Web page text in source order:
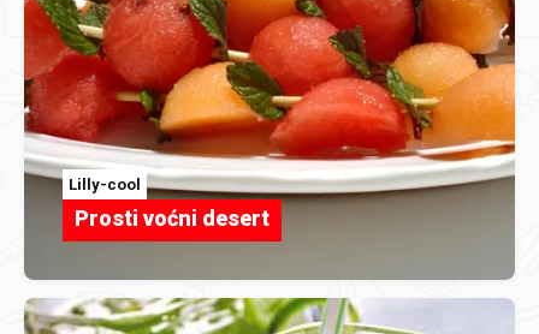
Lilly-cool
Prosti voćni desert